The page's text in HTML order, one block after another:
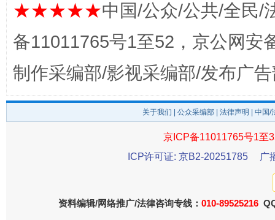
★★★★★中国/公众/公共/全民/
备11011765号1至52，京公网安
制作采编部/影视采编部/发布广
关于我们 公众采编部 法律声明 | 中国
京ICP备11011765号1至
ICP许可证: 京B2-20251785
广
资料编辑/网络推广/法律咨询专线： 010-89525216